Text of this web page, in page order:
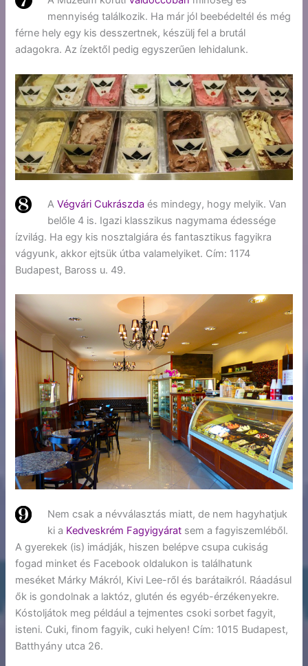
mennyiség találkozik. Ha már jól beebédeltél és még
férne hely egy kis desszertnek, készülj fel a brutál
adagokra. Az ízektől pedig egyszerűen lehidalunk.
AVégvári Cukrászda és mindegy, hogy melyik. Van
belőle 4 is. Igazi klasszikus nagymama édessége
ízvilág. Ha egy kis nosztalgiára és fantasztikus fagyikra
vágyunk, akkor ejtsük útba valamelyiket. Cím: 1174
Budapest, Baross u. 49.
Nem csak a névválasztás miatt, de nem hagyhatjuk
ki a Kedveskrém Fagyigyárat sem a fagyiszemléből.
A gyerekek (is) imádják, hiszen belépve csupa cukiság
fogad minket és Facebook oldalukon is találhatunk
meséket Márky Mákról, Kivi Lee-ről és barátaikról. Ráadásul
ők is gondolnak a laktóz, glutén és egyéb-érzékenyekre.
Kóstoljátok meg például a tejmentes csoki sorbet fagyit,
isteni. Cuki, finom fagyik, cuki helyen! Cím: 1015 Budapest,
Batthyány utca 26.